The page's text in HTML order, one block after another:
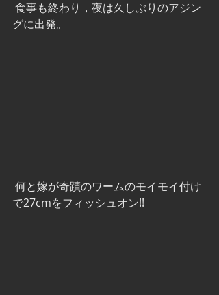
グに出発。
で27cmをフィッシュオン!!